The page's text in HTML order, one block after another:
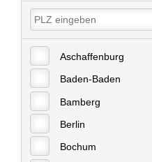
Aschaffenburg
Baden-Baden
Bamberg
Berlin
Bochum